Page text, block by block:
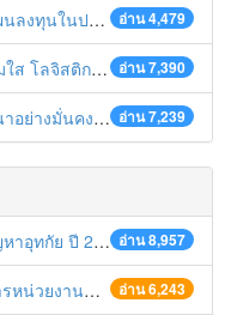
อ่าน 4,479
นประเทศไทย
อ่าน 7,390
ดดเด่นในภูมิภาค
อ่าน 7,239
Boao Forum for Asia
อ่าน 8,957
ทกัย ปี 2561
อ่าน 6,243
างหลวง เตรียมความปลอดภัยก่อนเทศกาลสงกรานต์